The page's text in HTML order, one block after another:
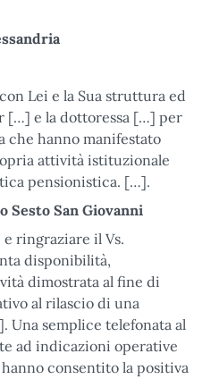
Lei e la Sua struttura ed
[…] e la dottoressa […] per
che hanno manifestato
attività istituzionale
pensionistica. […].
Sesto San Giovanni
ringraziare il Vs.
disponibilità,
dimostrata al fine di
al rilascio di una
Una semplice telefonata al
ad indicazioni operative
consentito la positiva